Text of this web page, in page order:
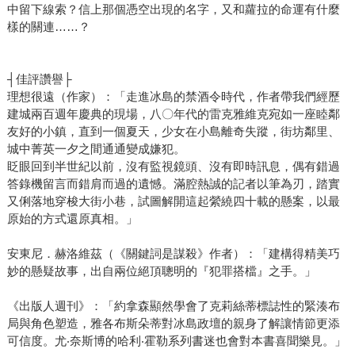
中留下線索？信上那個憑空出現的名字，又和蘿拉的命運有什麼
樣的關連……？
┤佳評讚譽├
理想很遠（作家）：「走進冰島的禁酒令時代，作者帶我們經歷
建城兩百週年慶典的現場，八〇年代的雷克雅維克宛如一座睦鄰
友好的小鎮，直到一個夏天，少女在小島離奇失蹤，街坊鄰里、
城中菁英一夕之間通通變成嫌犯。
眨眼回到半世紀以前，沒有監視鏡頭、沒有即時訊息，偶有錯過
答錄機留言而錯肩而過的遺憾。滿腔熱誠的記者以筆為刃，踏實
又俐落地穿梭大街小巷，試圖解開這起縈繞四十載的懸案，以最
原始的方式還原真相。」
安東尼．赫洛維茲（《關鍵詞是謀殺》作者）：「建構得精美巧
妙的懸疑故事，出自兩位絕頂聰明的『犯罪搭檔』之手。」
《出版人週刊》：「約拿森顯然學會了克莉絲蒂標誌性的緊湊布
局與角色塑造，雅各布斯朵蒂對冰島政壇的親身了解讓情節更添
可信度。尤‧奈斯博的哈利‧霍勒系列書迷也會對本書喜聞樂見。」